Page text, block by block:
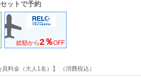
ットで予約
総額から2％OFF
員料金（大人1名）】 （消費税込）